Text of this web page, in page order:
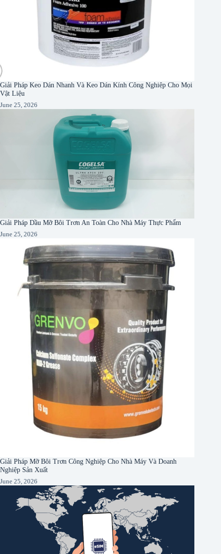
Giải Pháp Keo Dán Nhanh Và Keo Dán Kính Công Nghiệp Cho Mọi
Vật Liệu
June 25, 2026
Giải Pháp Dầu Mỡ Bôi Trơn An Toàn Cho Nhà Máy Thực Phẩm
June 25, 2026
Giải Pháp Mỡ Bôi Trơn Công Nghiệp Cho Nhà Máy Và Doanh
Nghiệp Sản Xuất
June 25, 2026